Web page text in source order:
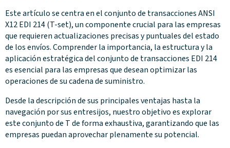
Este artículo se centra en el conjunto de transacciones ANSI
X12 EDI 214 (T-set), un componente crucial para las empresas
que requieren actualizaciones precisas y puntuales del estado
de los envíos. Comprender la importancia, la estructura y la
aplicación estratégica del conjunto de transacciones EDI 214
es esencial para las empresas que desean optimizar las
operaciones de su cadena de suministro.
Desde la descripción de sus principales ventajas hasta la
navegación por sus entresijos, nuestro objetivo es explorar
este conjunto de T de forma exhaustiva, garantizando que las
empresas puedan aprovechar plenamente su potencial.